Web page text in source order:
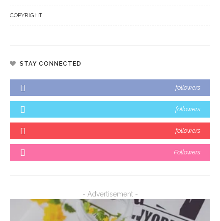
COPYRIGHT
STAY CONNECTED
followers
followers
followers
Followers
- Advertisement -